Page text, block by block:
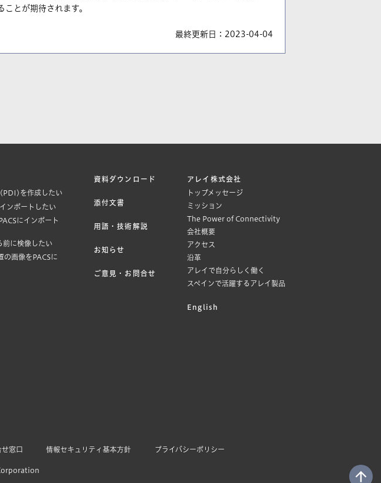
ことが期待されます。
最終更新日： 2023-04-04
を作成したい
ンポートしたい
にインポート
前に検像したい
画像をPACSに
資料ダウンロード
添付文書
用語・技術解説
お知らせ
ご意見・お問合せ
アレイ株式会社
トップメッセージ
ミッション
The Power of Connectivity
会社概要
アクセス
沿革
アレイで自分らしく働く
スペインで活躍するアレイ製品
English
窓口 情報セキュリティ基本方針 プライバシーポリシー